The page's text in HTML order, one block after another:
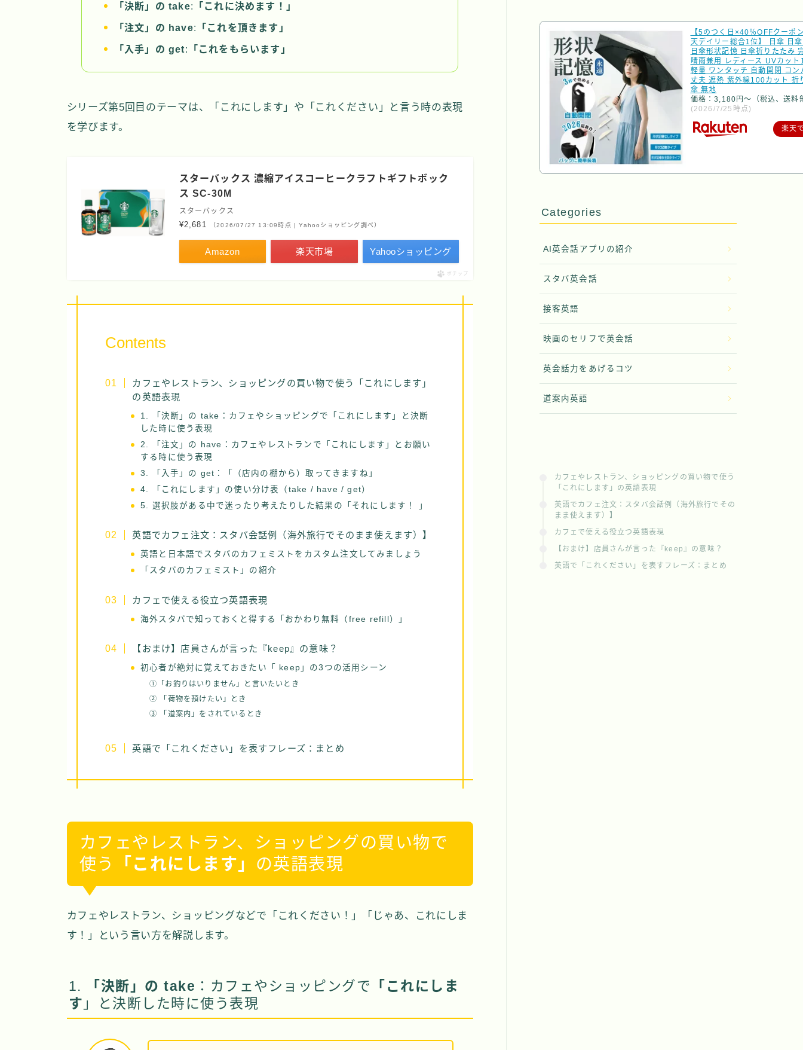
「決断」の take:
「これに決めます！」
「注文」の have:
「これを頂きます」
「入手」の get: 「これをもらいます」
シリーズ第5回目のテーマは、「これにします」や「これください」と言う時の表現
を学びます。
スターバックス 濃縮アイスコーヒークラフトギフトボック
ス SC-30M
スターバックス
¥2,681 （2026/07/27 13:09時点 | Yahooショッピング調べ）
Amazon 楽天市場 Yahooショッピング
ポチップ
Contents
カフェやレストラン、ショッピングの買い物で使う「これにします」
の英語表現
1. 「決断」の take：カフェやショッピングで「これにします」と決断
した時に使う表現
2. 「注文」の have：カフェやレストランで「これにします」とお願い
する時に使う表現
3. 「入手」の get：「（店内の棚から）取ってきますね」
4. 「これにします」の使い分け表（take / have / get）
5. 選択肢がある中で迷ったり考えたりした結果の「それにします！ 」
英語でカフェ注文：スタバ会話例（海外旅行でそのまま使えます）】
英語と日本語でスタバのカフェミストをカスタム注文してみましょう
「スタバのカフェミスト」の紹介
カフェで使える役立つ英語表現
海外スタバで知っておくと得する「おかわり無料（free refill）」
【おまけ】店員さんが言った『keep』の意味？
初心者が絶対に覚えておきたい「 keep」の3つの活用シーン
①「お釣りはいりません」と言いたいとき
② 「荷物を預けたい」とき
③ 「道案内」をされているとき
英語で「これください」を表すフレーズ：まとめ
カフェやレストラン、ショッピングの買い物で
使う
「これにします」 の英語表現
カフェやレストラン、ショッピングなどで「これください！」「じゃあ、これにしま
す！」という言い方を解説します。
1. 「決断」の take ：カフェやショッピングで
「これにしま
す 」と決断した時に使う表現
【5のつく日×40％OFFクーポ
天デイリー総合1位】 日傘 日
日傘形状記憶 日傘折りたたみ
晴雨兼用 レディース UVカッ
軽量 ワンタッチ 自動開閉 コン
丈夫 遮熱 紫外線100カット 折
傘 無地
価格：3,180円～（税込、送料
(2026/7/25時点)
楽天
Categories
AI英会話アプリの紹介
スタバ英会話
接客英語
映画のセリフで英会話
英会話力をあげるコツ
道案内英語
カフェやレストラン、ショッピングの買い物で使う
「これにします」の英語表現
英語でカフェ注文：スタバ会話例（海外旅行でその
まま使えます）】
カフェで使える役立つ英語表現
【おまけ】店員さんが言った『keep』の意味？
英語で「これください」を表すフレーズ：まとめ